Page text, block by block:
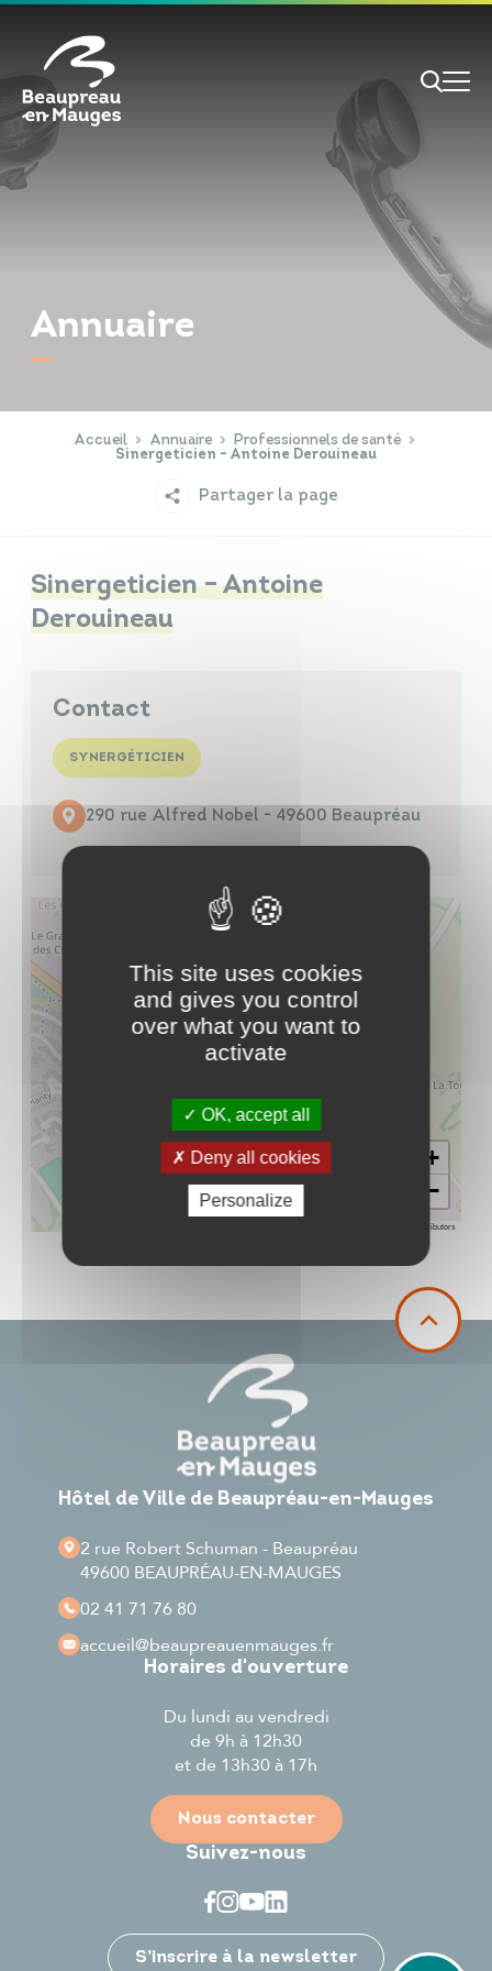
Je participe
RECHERCHE
Annuaire
Accueil Annuaire
Professionnels de santé
Sinergeticien - Antoine Derouineau
Partager la page
Sinergeticien – Antoine
Derouineau
Contact
SYNERGÉTICIEN
290 rue Alfred Nobel - 49600 Beaupréau
+
−
contributors
Hôtel de Ville de Beaupréau-en-Mauges
2 rue Robert Schuman - Beaupréau
49600 BEAUPRÉAU-EN-MAUGES
02 41 71 76 80
accueil@beaupreauenmauges.fr
Horaires d'ouverture
Du lundi au vendredi
de 9h à 12h30
et de 13h30 à 17h
Nous contacter
Suivez-nous
S’inscrire à la newsletter
Cookies management panel
This site uses cookies
and gives you control
over what you want to
activate
OK, accept all
Deny all cookies
Personalize